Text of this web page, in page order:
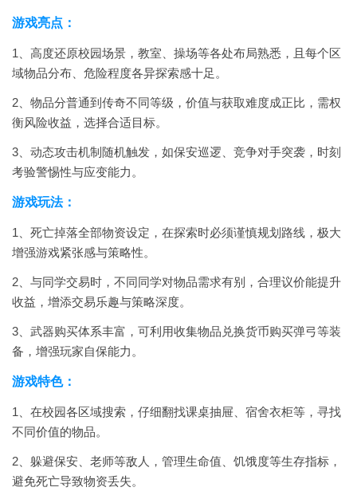
游戏亮点：
1、高度还原校园场景，教室、操场等各处布局熟悉，且每个区
域物品分布、危险程度各异探索感十足。
2、物品分普通到传奇不同等级，价值与获取难度成正比，需权
衡风险收益，选择合适目标。
3、动态攻击机制随机触发，如保安巡逻、竞争对手突袭，时刻
考验警惕性与应变能力。
游戏玩法：
1、死亡掉落全部物资设定，在探索时必须谨慎规划路线，极大
增强游戏紧张感与策略性。
2、与同学交易时，不同同学对物品需求有别，合理议价能提升
收益，增添交易乐趣与策略深度。
3、武器购买体系丰富，可利用收集物品兑换货币购买弹弓等装
备，增强玩家自保能力。
游戏特色：
1、在校园各区域搜索，仔细翻找课桌抽屉、宿舍衣柜等，寻找
不同价值的物品。
2、躲避保安、老师等敌人，管理生命值、饥饿度等生存指标，
避免死亡导致物资丢失。